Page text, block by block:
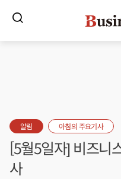
알림 아침의 주요기사
[5월5일자] 비즈니
사